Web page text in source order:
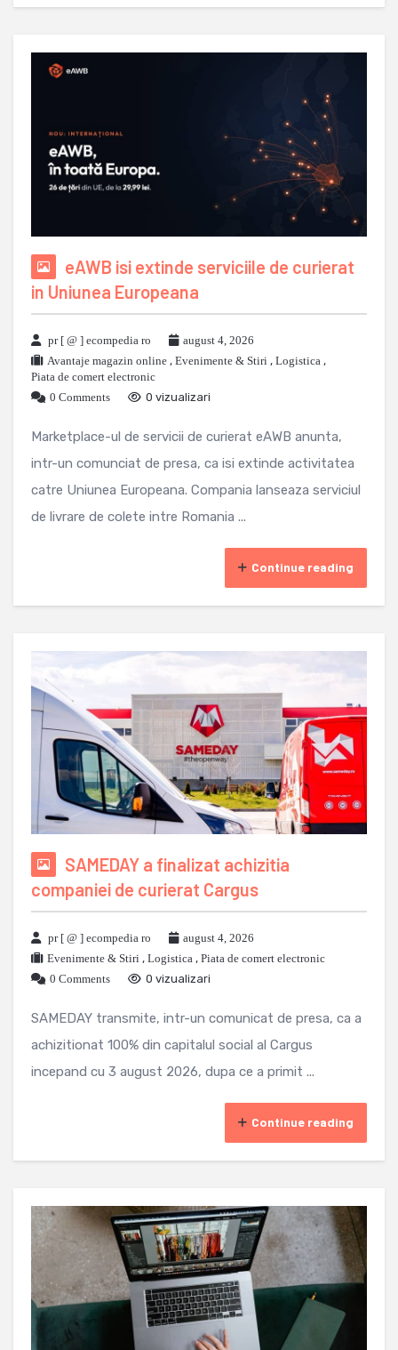
eAWB isi extinde serviciile de curierat
in Uniunea Europeana
pr [ @ ] ecompedia ro
august 4, 2026
Avantaje magazin online , Evenimente & Stiri , Logistica ,
Piata de comert electronic
0 Comments
0 vizualizari
Marketplace-ul de servicii de curierat eAWB anunta,
intr-un comunciat de presa, ca isi extinde activitatea
catre Uniunea Europeana. Compania lanseaza serviciul
de livrare de colete intre Romania ...
Continue reading
SAMEDAY a finalizat achizitia
companiei de curierat Cargus
pr [ @ ] ecompedia ro
august 4, 2026
Evenimente & Stiri , Logistica , Piata de comert electronic
0 Comments
0 vizualizari
SAMEDAY transmite, intr-un comunicat de presa, ca a
achizitionat 100% din capitalul social al Cargus
incepand cu 3 august 2026, dupa ce a primit ...
Continue reading